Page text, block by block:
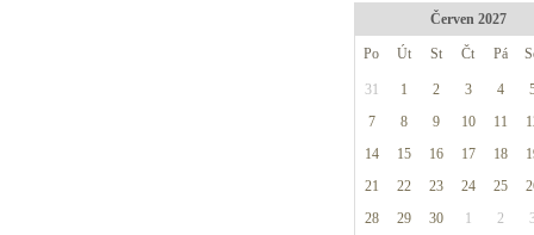
Červen 2027
Po Út St Čt Pá
31 1 2 3 4
7
8 9 10 11
14
15 16 17 18
21
22 23 24 25
28
29 30 1 2